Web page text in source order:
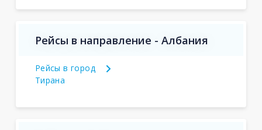
Рейсы в направление - Албания
Рейсы в город
Тирана